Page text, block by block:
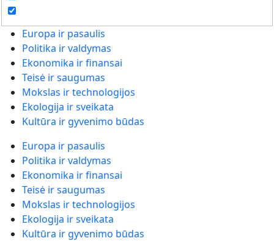
Europa ir pasaulis
Politika ir valdymas
Ekonomika ir finansai
Teisė ir saugumas
Mokslas ir technologijos
Ekologija ir sveikata
Kultūra ir gyvenimo būdas
Europa ir pasaulis
Politika ir valdymas
Ekonomika ir finansai
Teisė ir saugumas
Mokslas ir technologijos
Ekologija ir sveikata
Kultūra ir gyvenimo būdas